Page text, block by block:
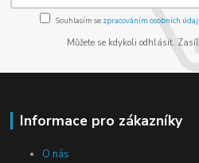
Souhlasím se zpracováním osobních
Můžete se kdykoli odhlásit.
Informace pro zákazníky
O nás